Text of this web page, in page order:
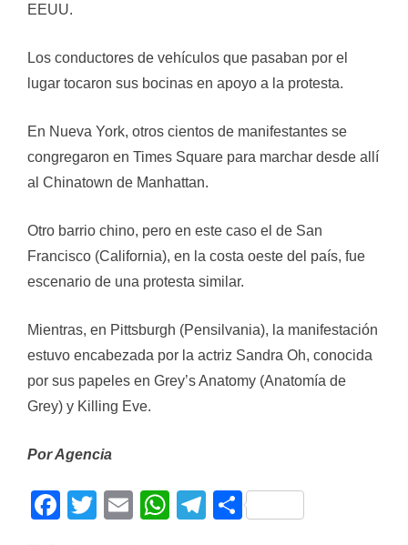
EEUU.
Los conductores de vehículos que pasaban por el
lugar tocaron sus bocinas en apoyo a la protesta.
En Nueva York, otros cientos de manifestantes se
congregaron en Times Square para marchar desde allí
al Chinatown de Manhattan.
Otro barrio chino, pero en este caso el de San
Francisco (California), en la costa oeste del país, fue
escenario de una protesta similar.
Mientras, en Pittsburgh (Pensilvania), la manifestación
estuvo encabezada por la actriz Sandra Oh, conocida
por sus papeles en Grey’s Anatomy (Anatomía de
Grey) y Killing Eve.
Por Agencia
Facebook
Twitter
EmailWhatsApp
Telegram
Compartir